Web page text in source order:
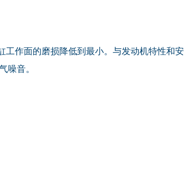
作面的磨损降低到最小。与发动机特性和安
噪音。